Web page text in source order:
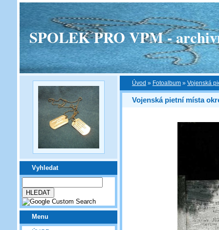
SPOLEK PRO VPM -
Vyhledat
Menu
Úvod » Fotoalbum » Vojenská
Vojenská pietní místa